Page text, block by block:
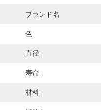
ブランド名
色:
直径:
寿命:
材料: